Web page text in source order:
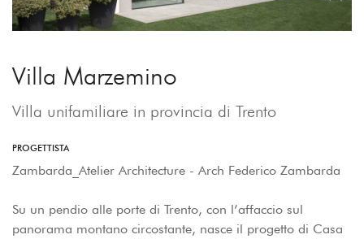
Villa Marzemino
Villa unifamiliare in provincia di Trento
PROGETTISTA
Zambarda_Atelier Architecture - Arch Federico Zambarda
Su un pendio alle porte di Trento, con l’affaccio sul
panorama montano circostante, nasce il progetto di Casa